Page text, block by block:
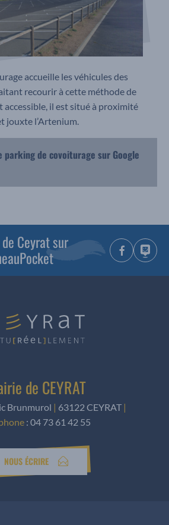
accueille les véhicules des
recourir à cette méthode de
il est situé à proximité
jouxte l’Artenium.
parking de covoiturage sur Google
Ceyrat sur
de CEYRAT
Brunmurol | 63122 CEYRAT |
: 04 73 61 42 55
NOUS ÉCRIRE